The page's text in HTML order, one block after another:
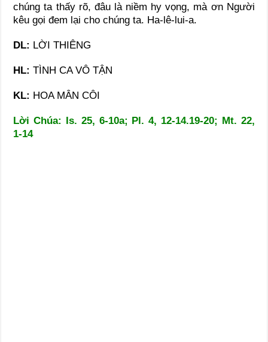
chúng ta thấy rõ, đâu là niềm hy vọng, mà ơn Người
kêu gọi đem lại cho chúng ta. Ha-lê-lui-a.
DL: LỜI THIÊNG
HL:TÌNH CA VÔ TẬN
KL: HOA MÂN CÔI
Lời Chúa: Is. 25, 6-10a; Pl. 4, 12-14.19-20; Mt. 22,
1-14